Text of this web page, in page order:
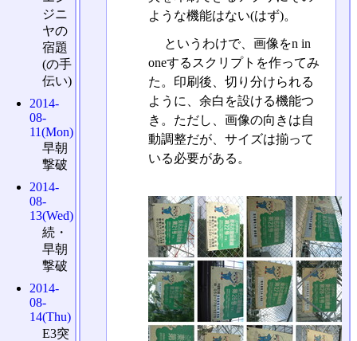
ような機能はない(はず)。
というわけで、画像をn in
oneするスクリプトを作ってみ
た。印刷後、切り分けられる
ように、余白を設ける機能つ
き。ただし、画像の向きは自
動調整だが、サイズは揃って
いる必要がある。
ジニ
ヤの
宿題
(の手
伝い)
2014-
08-
11(Mon)
早朝
撃破
2014-
08-
13(Wed)
続・
早朝
撃破
2014-
08-
14(Thu)
E3突